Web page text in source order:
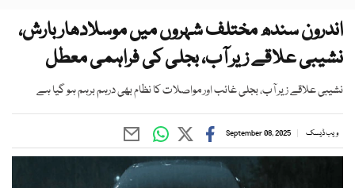
اندرون سندھ مختلف شہروں میں موسلادھار بارش،
نشیبی علاقے زیر آب، بجلی کی فراہمی معطل
نشیبی علاقے زیر آب، بجلی غائب اور مواصلات کا نظام بھی درہم برہم ہو گیا ہے
ویب ڈیسک September 08, 2025